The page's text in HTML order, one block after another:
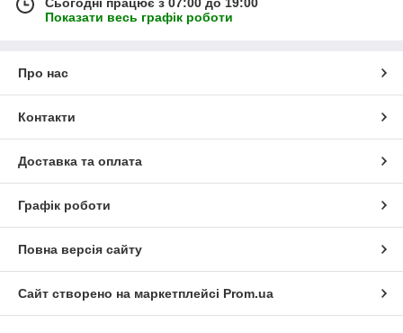
Показати весь графік роботи
Про нас
Контакти
Доставка та оплата
Графік роботи
Повна версія сайту
Сайт створено на маркетплейсі Prom.ua